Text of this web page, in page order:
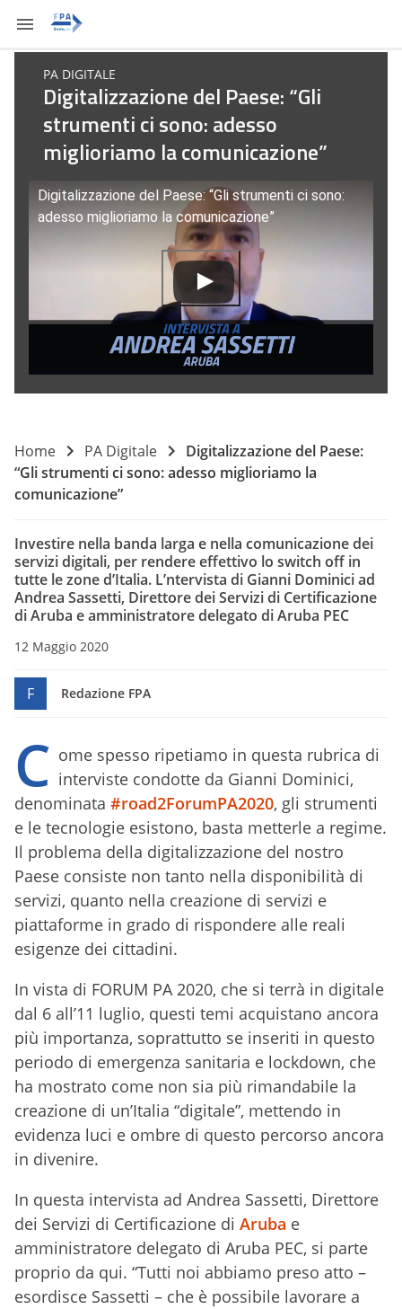
PA DIGITALE
Digitalizzazione del Paese: “Gli
strumenti ci sono: adesso
miglioriamo la comunicazione”
Digitalizzazione del Paese: “Gli strumenti ci sono:
adesso miglioriamo la comunicazione”
Home PA Digitale
Digitalizzazione del Paese:
“Gli strumenti ci sono: adesso miglioriamo la
comunicazione”
Investire nella banda larga e nella comunicazione dei
servizi digitali, per rendere effettivo lo switch off in
tutte le zone d’Italia. L’ntervista di Gianni Dominici ad
Andrea Sassetti, Direttore dei Servizi di Certificazione
di Aruba e amministratore delegato di Aruba PEC
12 Maggio 2020
F Redazione FPA
C ome spesso ripetiamo in questa rubrica di
interviste condotte da Gianni Dominici,
denominata #road2ForumPA2020, gli strumenti
e le tecnologie esistono, basta metterle a regime.
Il problema della digitalizzazione del nostro
Paese consiste non tanto nella disponibilità di
servizi, quanto nella creazione di servizi e
piattaforme in grado di rispondere alle reali
esigenze dei cittadini.
In vista di FORUM PA 2020, che si terrà in digitale
dal 6 all’11 luglio, questi temi acquistano ancora
più importanza, soprattutto se inseriti in questo
periodo di emergenza sanitaria e lockdown, che
ha mostrato come non sia più rimandabile la
creazione di un’Italia “digitale”, mettendo in
evidenza luci e ombre di questo percorso ancora
in divenire.
In questa intervista ad Andrea Sassetti, Direttore
dei Servizi di Certificazione di Aruba e
amministratore delegato di Aruba PEC, si parte
proprio da qui. “Tutti noi abbiamo preso atto –
esordisce Sassetti – che è possibile lavorare a